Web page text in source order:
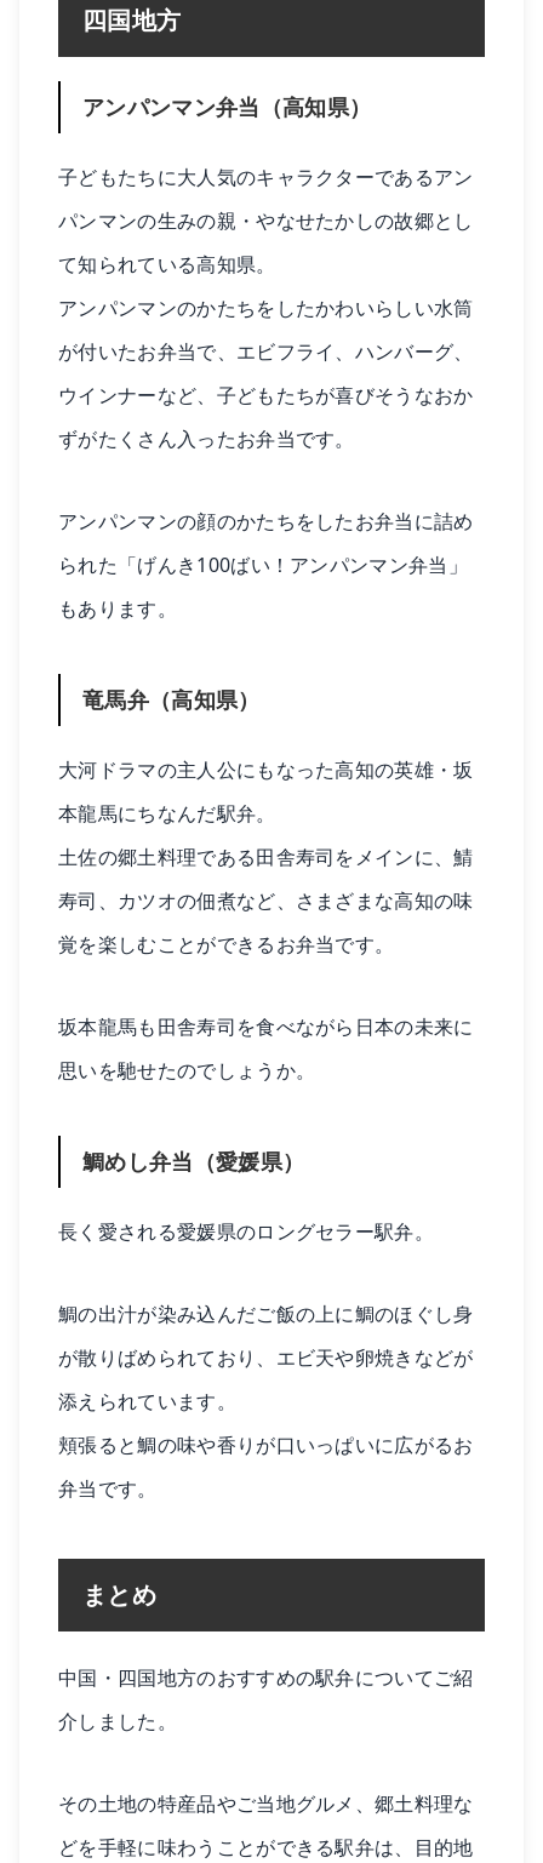
四国地方
アンパンマン弁当（高知県）
子どもたちに大人気のキャラクターであるアン
パンマンの生みの親・やなせたかしの故郷とし
て知られている高知県。
アンパンマンのかたちをしたかわいらしい水筒
が付いたお弁当で、エビフライ、ハンバーグ、
ウインナーなど、子どもたちが喜びそうなおか
ずがたくさん入ったお弁当です。
アンパンマンの顔のかたちをしたお弁当に詰め
られた「げんき100ばい！アンパンマン弁当」
もあります。
竜馬弁（高知県）
大河ドラマの主人公にもなった高知の英雄・坂
本龍馬にちなんだ駅弁。
土佐の郷土料理である田舎寿司をメインに、鯖
寿司、カツオの佃煮など、さまざまな高知の味
覚を楽しむことができるお弁当です。
坂本龍馬も田舎寿司を食べながら日本の未来に
思いを馳せたのでしょうか。
鯛めし弁当（愛媛県）
長く愛される愛媛県のロングセラー駅弁。
鯛の出汁が染み込んだご飯の上に鯛のほぐし身
が散りばめられており、エビ天や卵焼きなどが
添えられています。
頬張ると鯛の味や香りが口いっぱいに広がるお
弁当です。
まとめ
中国・四国地方のおすすめの駅弁についてご紹
介しました。
その土地の特産品やご当地グルメ、郷土料理な
どを手軽に味わうことができる駅弁は、目的地